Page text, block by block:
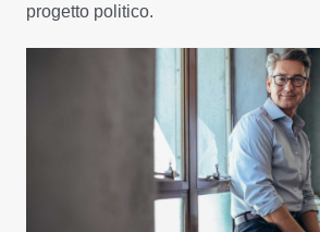
progetto politico.